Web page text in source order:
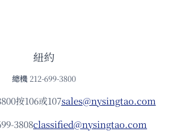
紐約
總機 212-699-3800
按106或107sales@nysingtao.com
3808classified@nysingtao.com